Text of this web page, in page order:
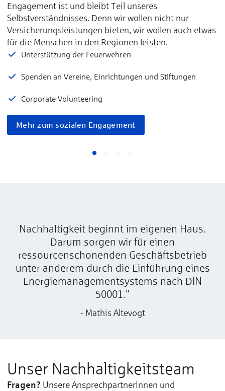
Engagement ist und bleibt Teil unseres
Selbstverständnisses. Denn wir wollen nicht nur
Versicherungsleistungen bieten, wir wollen auch etwas
für die Menschen in den Regionen leisten.
Unterstützung der Feuerwehren
Spenden an Vereine, Einrichtungen und Stiftungen
Corporate Volunteering
Mehr zum sozialen Engagement
Nachhaltigkeit beginnt im eigenen Haus.
Darum sorgen wir für einen
ressourcenschonenden Geschäftsbetrieb
unter anderem durch die Einführung eines
Energiemanagementsystems nach DIN
50001."
- Mathis Altevogt
Unser Nachhaltigkeitsteam
Fragen? Unsere Ansprechpartnerinnen und